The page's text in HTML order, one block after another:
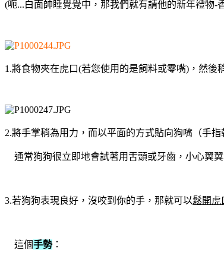
(呃...白面帥睡覺覺中，那我們就有請他的新年禮物-
1.將食物夾在虎口(若您使用的是飼料或零嘴)，然後
2.將手掌稍為用力，而以平面的方式貼向狗嘴（手指
通常狗狗很立即地會試著用舌頭或牙齒，小心翼翼
3.若狗狗表現良好，沒咬到你的手，那就可以鬆開虎
這個手勢：